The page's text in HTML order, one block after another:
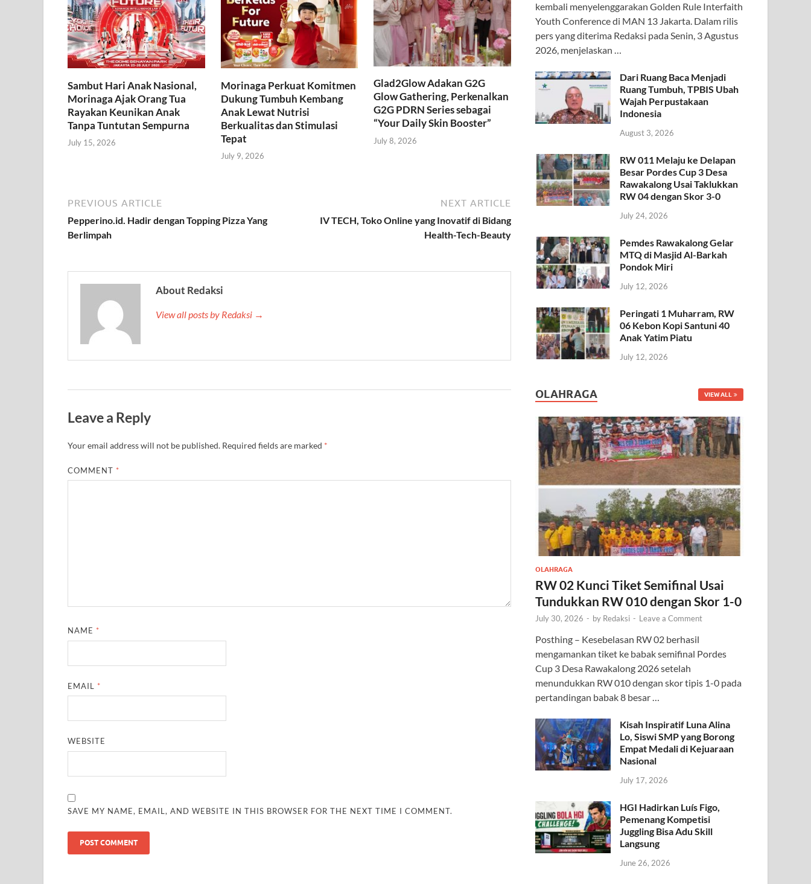
Sambut Hari Anak Nasional,
Morinaga Ajak Orang Tua
Rayakan Keunikan Anak
Tanpa Tuntutan Sempurna
July 15, 2026
Morinaga Perkuat Komitmen
Dukung Tumbuh Kembang
Anak Lewat Nutrisi
Berkualitas dan Stimulasi
Tepat
July 9, 2026
Glad2Glow Adakan G2G
Glow Gathering, Perkenalkan
G2G PDRN Series sebagai
“Your Daily Skin Booster”
July 8, 2026
PREVIOUS ARTICLE
Pepperino.id. Hadir dengan Topping Pizza Yang
Berlimpah
NEXT ARTICLE
IV TECH, Toko Online yang Inovatif di Bidang
Health-Tech-Beauty
About Redaksi
View all posts by Redaksi →
Leave a Reply
Your email address will not be published. Required fields are marked *
COMMENT *
NAME *
EMAIL *
WEBSITE
SAVE MY NAME, EMAIL, AND WEBSITE IN THIS BROWSER FOR THE NEXT TIME I COMMENT.
kembali menyelenggarakan Golden Rule Interfaith
Youth Conference di MAN 13 Jakarta. Dalam rilis
pers yang diterima Redaksi pada Senin, 3 Agustus
2026, menjelaskan …
Dari Ruang Baca Menjadi
Ruang Tumbuh, TPBIS Ubah
Wajah Perpustakaan
Indonesia
August 3, 2026
RW 011 Melaju ke Delapan
Besar Pordes Cup 3 Desa
Rawakalong Usai Taklukkan
RW 04 dengan Skor 3-0
July 24, 2026
Pemdes Rawakalong Gelar
MTQ di Masjid Al-Barkah
Pondok Miri
July 12, 2026
Peringati 1 Muharram, RW
06 Kebon Kopi Santuni 40
Anak Yatim Piatu
July 12, 2026
OLAHRAGA VIEW ALL
OLAHRAGA
RW 02 Kunci Tiket Semifinal Usai
Tundukkan RW 010 dengan Skor 1-0
July 30, 2026 - by Redaksi - Leave a Comment
Posthing – Kesebelasan RW 02 berhasil
mengamankan tiket ke babak semifinal Pordes
Cup 3 Desa Rawakalong 2026 setelah
menundukkan RW 010 dengan skor tipis 1-0 pada
pertandingan babak 8 besar …
Kisah Inspiratif Luna Alina
Lo, Siswi SMP yang Borong
Empat Medali di Kejuaraan
Nasional
July 17, 2026
HGI Hadirkan Luís Figo,
Pemenang Kompetisi
Juggling Bisa Adu Skill
Langsung
June 26, 2026